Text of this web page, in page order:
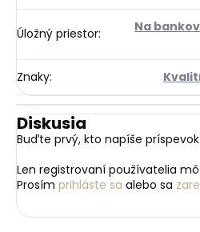
Úložný priestor: Na
Znaky:
Diskusia
Buďte prvý, kto napíše
Len registrovaní používatelia
Prosím prihláste sa alebo sa